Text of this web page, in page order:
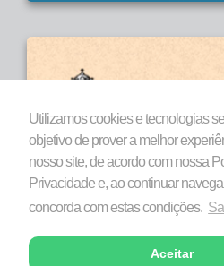
Utilizamos cookies e tecnologias
objetivo de prover a melhor
nosso site, de acordo com nossa
Privacidade e, ao continuar
concorda com estas condições.
Aceitar
Todos os direitos reservados a